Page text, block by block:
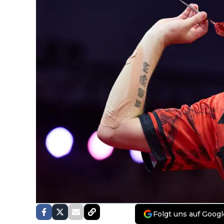
Folgt uns auf